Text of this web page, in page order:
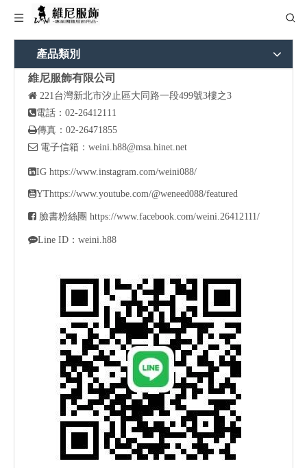
產品類別
維尼服飾有限公司
 221台灣新北市汐止區大同路一段499號3樓之3
電話：02-26412111
傳真：02-26471855
 電子信箱： weini.h88@msa.hinet.net
IG https://www.instagram.com/weini088/
YThttps://www.youtube.com/@weneed088/featured
 臉書粉絲團 https://www.facebook.com/weini.26412111/
Line ID：weini.h88